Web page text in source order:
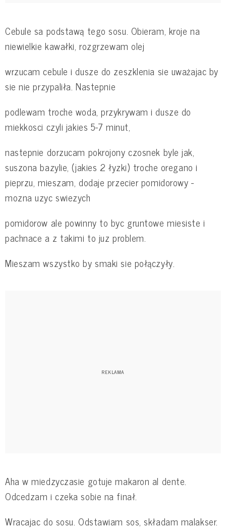
Cebule sa podstawą tego sosu. Obieram, kroje na
niewielkie kawałki, rozgrzewam olej
wrzucam cebule i dusze do zeszklenia sie uważajac by
sie nie przypaliła. Nastepnie
podlewam troche woda, przykrywam i dusze do
miekkosci czyli jakies 5-7 minut,
nastepnie dorzucam pokrojony czosnek byle jak,
suszona bazylie, (jakies 2 łyzki) troche oregano i
pieprzu, mieszam, dodaje przecier pomidorowy -
mozna uzyc swiezych
pomidorow ale powinny to byc gruntowe miesiste i
pachnace a z takimi to juz problem.
Mieszam wszystko by smaki sie połączyły.
Aha w miedzyczasie gotuje makaron al dente.
Odcedzam i czeka sobie na finał.
Wracajac do sosu. Odstawiam sos, składam malakser.